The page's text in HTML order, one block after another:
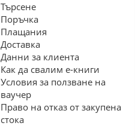
Търсене
Поръчка
Плащания
Доставка
Данни за клиента
Как да свалим е-книги
Условия за ползване на
ваучер
Право на отказ от закупена
стока